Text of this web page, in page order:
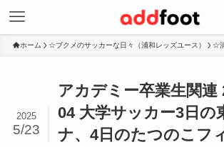
ホーム ☆ブクメのサッカーな日々（浦和レッズユース） ☆
アカデミー卒業生関連
04 大学サッカー3日の
ナ、4日のたつのこフ
2025
5/23